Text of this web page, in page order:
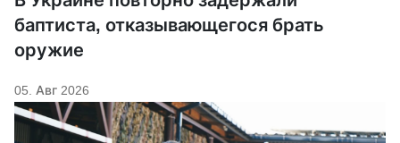
баптиста, отказывающегося брать
оружие
05. Авг 2026